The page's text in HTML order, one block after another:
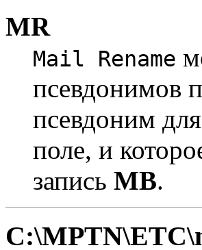
MR
Mail Rename
псевдонимов
псевдоним
поле, и
запись MB.